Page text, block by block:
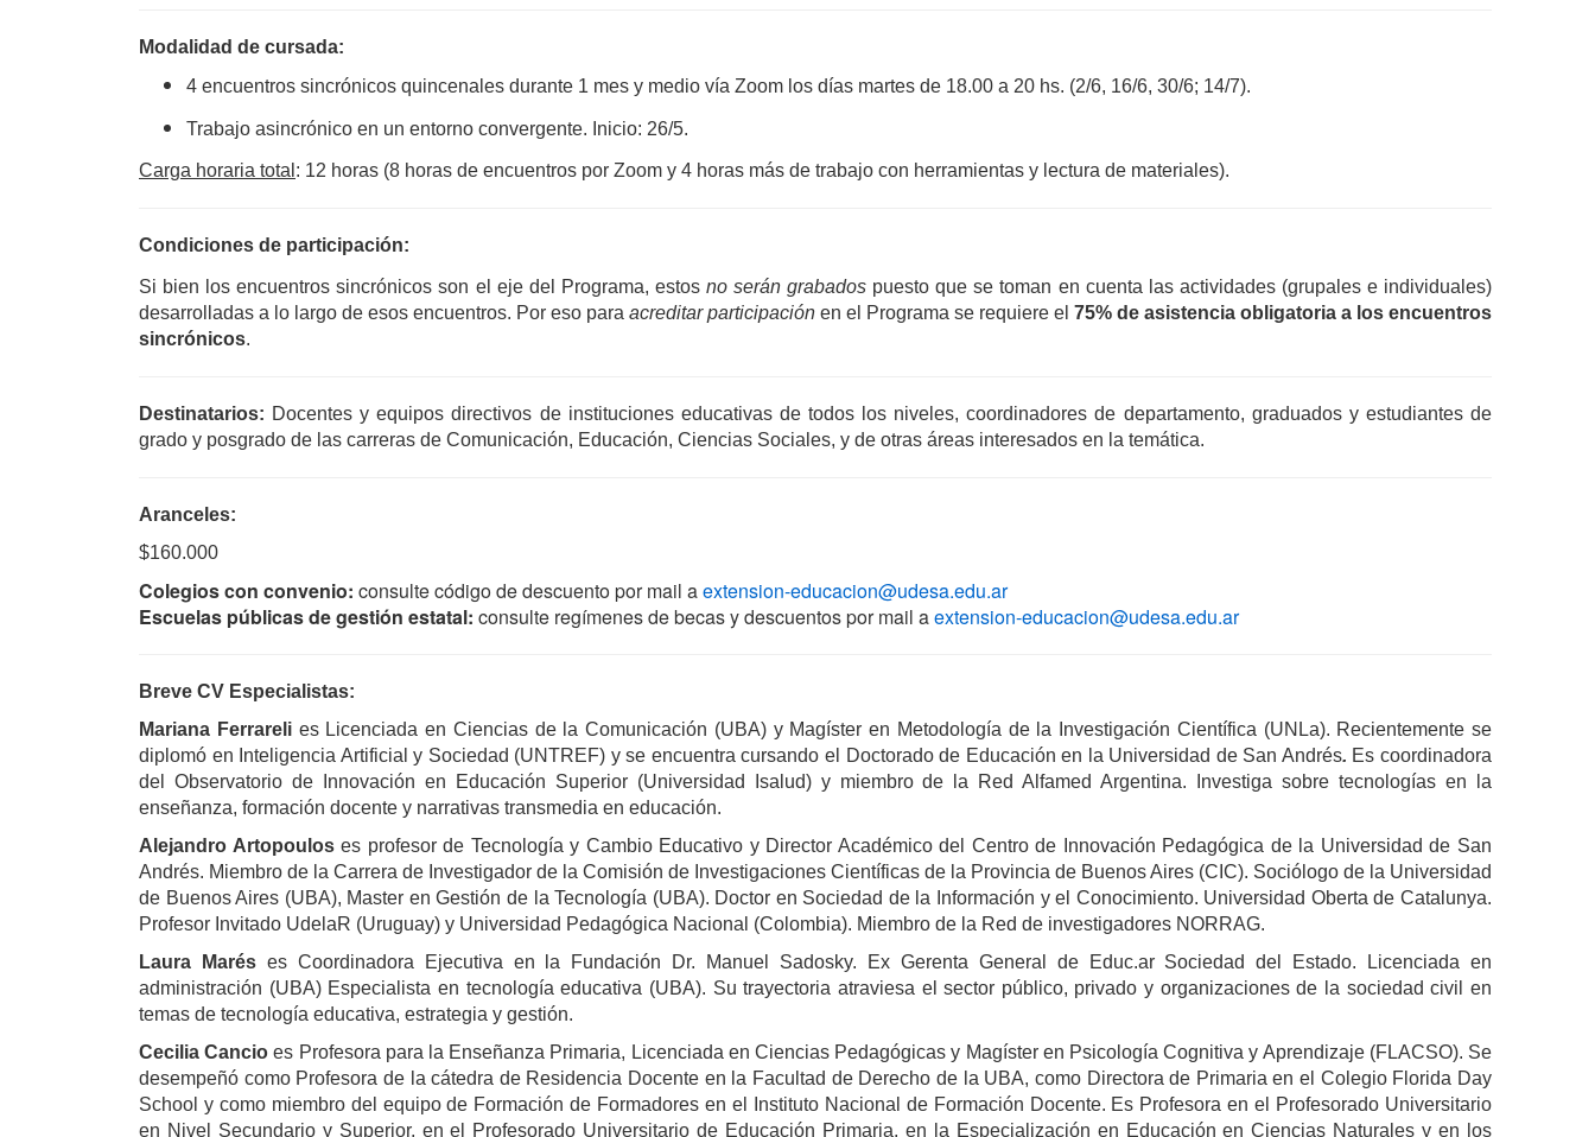
Modalidad de cursada:
4 encuentros sincrónicos quincenales durante 1 mes y medio vía Zoom los días martes de 18.00 a 20 hs. (2/6, 16/6, 30/6; 14/7).
Trabajo asincrónico en un entorno convergente. Inicio: 26/5.
Carga horaria total : 12 horas (8 horas de encuentros por Zoom y 4 horas más de trabajo con herramientas y lectura de materiales).
Condiciones de participación:
Si bien los encuentros sincrónicos son el eje del Programa, estos no serán grabados puesto que se toman en cuenta las actividades (grupales e individuales)
desarrolladas a lo largo de esos encuentros. Por eso para acreditar participación en el Programa se requiere el 75% de asistencia obligatoria a los encuentros
sincrónicos.
Destinatarios: Docentes y equipos directivos de instituciones educativas de todos los niveles, coordinadores de departamento, graduados y estudiantes de
grado y posgrado de las carreras de Comunicación, Educación, Ciencias Sociales, y de otras áreas interesados en la temática.
Aranceles:
$160.000
Colegios con convenio: consulte código de descuento por mail aextension-educacion@udesa.edu.ar
Escuelas públicas de gestión estatal: consulte regímenes de becas y descuentos por mail aextension-educacion@udesa.edu.ar
Breve CV Especialistas:
Mariana Ferrareli es Licenciada en Ciencias de la Comunicación (UBA) y Magíster en Metodología de la Investigación Científica (UNLa). Recientemente se
diplomó en Inteligencia Artificial y Sociedad (UNTREF) y se encuentra cursando el Doctorado de Educación en la Universidad de San Andrés. Es coordinadora
del Observatorio de Innovación en Educación Superior (Universidad Isalud) y miembro de la Red Alfamed Argentina. Investiga sobre tecnologías en la
enseñanza, formación docente y narrativas transmedia en educación.
Alejandro Artopoulos es profesor de Tecnología y Cambio Educativo y Director Académico del Centro de Innovación Pedagógica de la Universidad de San
Andrés. Miembro de la Carrera de Investigador de la Comisión de Investigaciones Científicas de la Provincia de Buenos Aires (CIC). Sociólogo de la Universidad
de Buenos Aires (UBA), Master en Gestión de la Tecnología (UBA). Doctor en Sociedad de la Información y el Conocimiento. Universidad Oberta de Catalunya.
Profesor Invitado UdelaR (Uruguay) y Universidad Pedagógica Nacional (Colombia). Miembro de la Red de investigadores NORRAG.
Laura Marés es Coordinadora Ejecutiva en la Fundación Dr. Manuel Sadosky. Ex Gerenta General de Educ.ar Sociedad del Estado. Licenciada en
administración (UBA) Especialista en tecnología educativa (UBA). Su trayectoria atraviesa el sector público, privado y organizaciones de la sociedad civil en
temas de tecnología educativa, estrategia y gestión.
Cecilia Cancio es Profesora para la Enseñanza Primaria, Licenciada en Ciencias Pedagógicas y Magíster en Psicología Cognitiva y Aprendizaje (FLACSO). Se
desempeñó como Profesora de la cátedra de Residencia Docente en la Facultad de Derecho de la UBA, como Directora de Primaria en el Colegio Florida Day
School y como miembro del equipo de Formación de Formadores en el Instituto Nacional de Formación Docente. Es Profesora en el Profesorado Universitario
en Nivel Secundario y Superior, en el Profesorado Universitario de Educación Primaria, en la Especialización en Educación en Ciencias Naturales y en los